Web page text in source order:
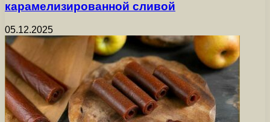
карамелизированной сливой
05.12.2025